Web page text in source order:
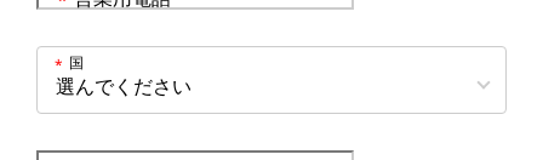
国
*